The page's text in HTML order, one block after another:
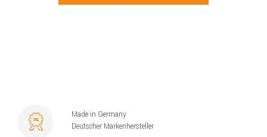
Made in Germany
Deutscher Markenhersteller